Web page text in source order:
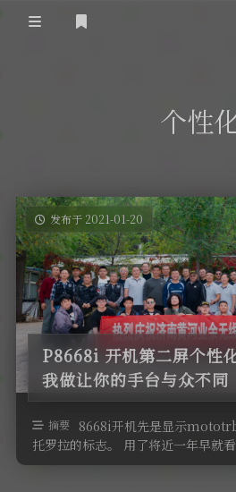
关于黄河
黄河使命
黄河新闻
政策法规
活动竞赛
行业新闻
无线电资料
BA4II
图文教程
视频资料
HAM技巧
软件
器材专区
车载类别
摩托车
编号申请
黄河直播
编号查询
个性
发布于 2021-01-20
P8668i 开机第二屏个性
我做让你的手台与众不同
摘要
8668i开机先是显示
托罗拉的标志。 用了将近一年早就
备来来给他修改一 …